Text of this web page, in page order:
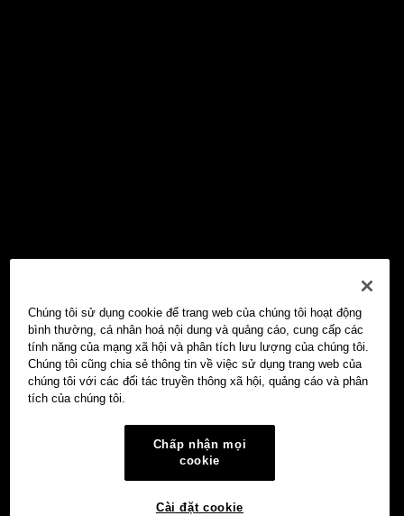
Chúng tôi sử dụng cookie để trang web của chúng tôi hoạt động
bình thường, cá nhân hoá nội dung và quảng cáo, cung cấp các
tính năng của mạng xã hội và phân tích lưu lượng của chúng tôi.
Chúng tôi cũng chia sẻ thông tin về việc sử dụng trang web của
chúng tôi với các đối tác truyền thông xã hội, quảng cáo và phân
tích của chúng tôi.
Chấp nhận mọi
cookie
Cài đặt cookie